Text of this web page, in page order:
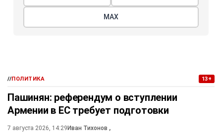
МАХ
//ПОЛИТИКА 13+
Пашинян: референдум о вступлении
Армении в ЕС требует подготовки
7 августа 2026, 14:29Иван Тихонов ,